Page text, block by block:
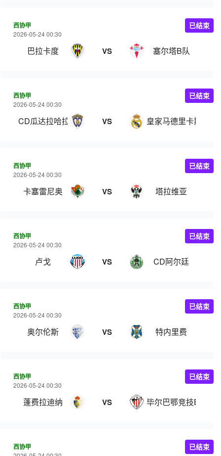
西协甲
2026-05-24 00:30
巴拉卡度 VS 塞尔塔B队
已结束
西协甲
2026-05-24 00:30
CD瓜达拉哈拉 VS 皇家马德里卡斯蒂亚
已结束
西协甲
2026-05-24 00:30
卡塞雷尼奥 VS 塔拉维亚
已结束
西协甲
2026-05-24 00:30
卢戈 VS CD阿尔廷
已结束
西协甲
2026-05-24 00:30
奥尔伦斯 VS 特内里费
已结束
西协甲
2026-05-24 00:30
蓬费拉迪纳 VS 毕尔巴鄂竞技B队
已结束
西协甲 已结束